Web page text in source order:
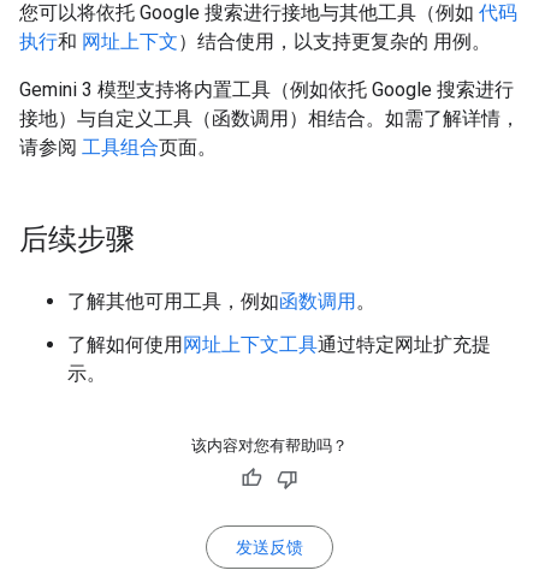
您可以将依托 Google 搜索进行接地与其他工具（例如 代码
执行和 网址上下文）结合使用，以支持更复杂的 用例。
Gemini 3 模型支持将内置工具（例如依托 Google 搜索进行
接地）与自定义工具（函数调用）相结合。如需了解详情，
请参阅 工具组合页面。
后续步骤
了解其他可用工具，例如函数调用。
了解如何使用网址上下文工具通过特定网址扩充提
示。
该内容对您有帮助吗？
发送反馈